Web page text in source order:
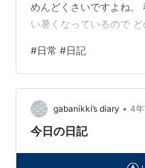
めんどくさいですよね。
い暑くなっているので
をしていて スノーボー
す。 周りからは、もう
を過ごして 日々、精神
心、春シーズンに使うか
対抗心を燃やしています
#日常 #日記
gabanikki’s diary • 4
今日の日記